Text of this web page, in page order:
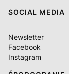
SOCIAL MEDIA
Newsletter
Facebook
Instagram